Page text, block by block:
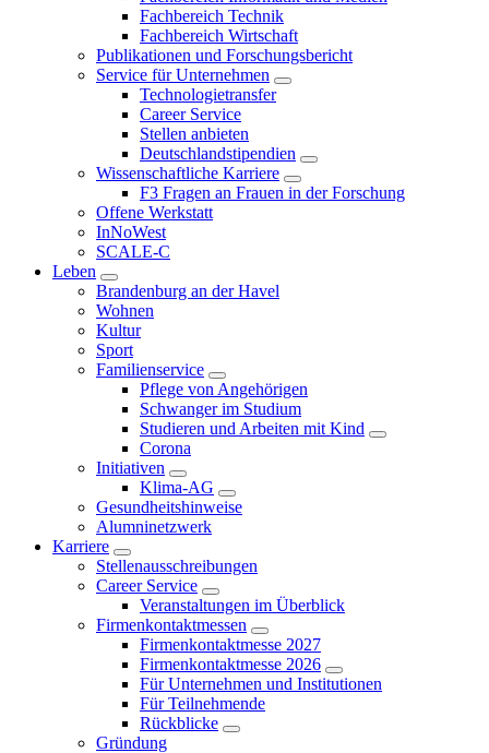
Fachbereich Technik
Fachbereich Wirtschaft
Publikationen und Forschungsbericht
Service für Unternehmen
Technologietransfer
Career Service
Stellen anbieten
Deutschlandstipendien
Wissenschaftliche Karriere
F3 Fragen an Frauen in der Forschung
Offene Werkstatt
InNoWest
SCALE-C
Leben
Brandenburg an der Havel
Wohnen
Kultur
Sport
Familienservice
Pflege von Angehörigen
Schwanger im Studium
Studieren und Arbeiten mit Kind
Corona
Initiativen
Klima-AG
Gesundheitshinweise
Alumninetzwerk
Karriere
Stellenausschreibungen
Career Service
Veranstaltungen im Überblick
Firmenkontaktmessen
Firmenkontaktmesse 2027
Firmenkontaktmesse 2026
Für Unternehmen und Institutionen
Für Teilnehmende
Rückblicke
Gründung